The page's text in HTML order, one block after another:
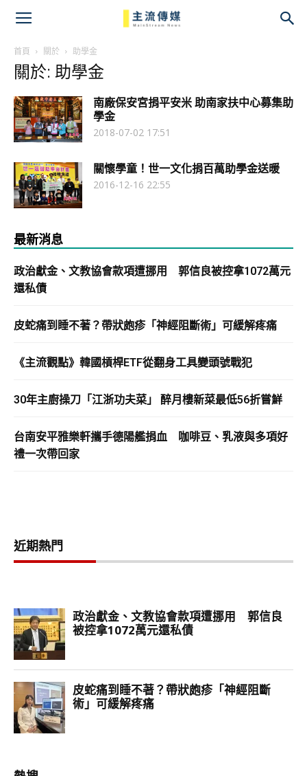
首頁 關於 助學金
關於: 助學金
南廠保安宮捐平安米 助南家扶中心募集助
學金
2018-07-02 17:51
關懷學童！世一文化捐百萬助學金送暖
2016-12-16 22:55
最新消息
政治獻金、文教協會款項遭挪用 郭信良被控拿1072萬元
還私債
皮蛇痛到睡不著？帶狀皰疹「神經阻斷術」可緩解疼痛
《主流觀點》韓國槓桿ETF從翻身工具變頭號戰犯
30年主廚操刀「江浙功夫菜」 醉月樓新菜最低56折嘗鮮
台南安平雅樂軒攜手德陽艦捐血 咖啡豆、乳液與多項好
禮一次帶回家
近期熱門